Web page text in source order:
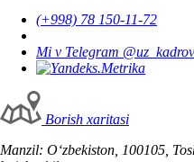
(+998) 78 150-11-72
Mi v Telegram
Borish хaritasi
Manzil: Oʻzbekiston, 100105,